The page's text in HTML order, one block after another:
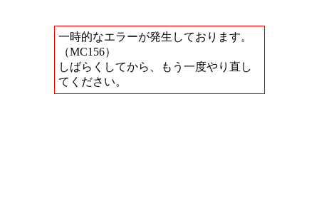
一時的なエラーが発生しております。
（MC156）
しばらくしてから、もう一度やり直し
てください。